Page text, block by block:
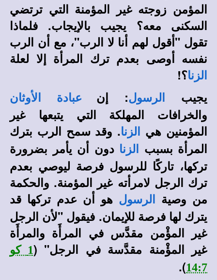
المؤمن زوجته غير المؤمنة التي ترتضي
السكنى معه؟ يجيب بالإيجاب. فلماذا
تقول "أقول لهم أنا لا الرب"، مع أن الرب
نفسه أوصى بعدم ترك المرأة إلا لعلة
الزنا؟!
يجيب
الرسول: إن عبادة الأوثان
والخرافات المهلكة التي يتبعها غير
المؤمنين هي
الزنا. وقد سمح الرب بترك
المرأة بسبب
الزنا دون أن يأمر بضرورة
تركها، تاركًا للرسول فرصة ليوصي بعدم
ترك الرجل لامرأته غير المؤمنة. والحكمة
من وصية
الرسول هو أن عدم تركها قد
يترك لها فرصة للإيمان. فيقول "لأن الرجل
غير المؤْمن مقدَّس في المرأَة والمرأَة
غير المؤْمنة مقدَّسة في الرجل" (
1 كو
14:7
).